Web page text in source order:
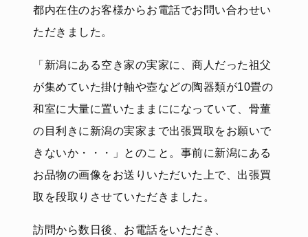
都内在住のお客様からお電話でお問い合わせい
ただきました。
「新潟にある空き家の実家に、商人だった祖父
が集めていた掛け軸や壺などの陶器類が10畳の
和室に大量に置いたままにになっていて、骨董
の目利きに新潟の実家まで出張買取をお願いで
きないか・・・」とのこと。事前に新潟にある
お品物の画像をお送りいただいた上で、出張買
取を段取りさせていただきました。
訪問から数日後、お電話をいただき、